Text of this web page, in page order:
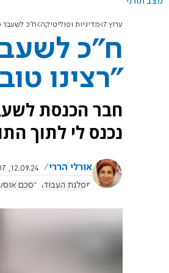
ערוץ 7 מדיניות ופוליטיקה ח"כ לשעבר
ח"כ
"רצינו
חבר הכנסת
נכנס לי לתוך
אורלי הררי
12.09.24, 18:07
מפלגת העבודה
הסכם אוסלו